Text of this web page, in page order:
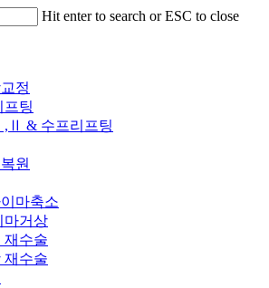
Hit enter to search or ESC to close
정
프팅
& 수프리프팅
원
마축소
마거상
재수술
재수술